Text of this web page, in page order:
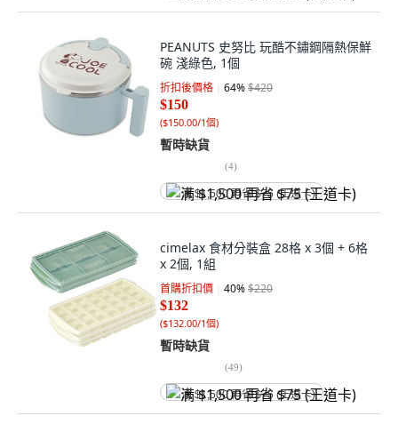
PEANUTS 史努比 玩酷不鏽鋼隔熱保鮮
碗 淺綠色, 1個
折扣後價格 64%$420
$150
($150.00/1個)
暫時缺貨
(4)
满 $1,500 再省 $75 (王道卡)
cimelax 食材分裝盒 28格 x 3個 + 6格
x 2個, 1組
首購折扣價 40%$220
$132
($132.00/1個)
暫時缺貨
(49)
满 $1,500 再省 $75 (王道卡)